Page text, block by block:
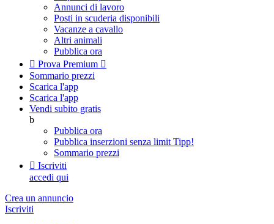
Annunci di lavoro
Posti in scuderia disponibili
Vacanze a cavallo
Altri animali
Pubblica ora
 Prova Premium 
Sommario prezzi
Scarica l'app
Scarica l'app
Vendi subito gratis
b
Pubblica ora
Pubblica inserzioni senza limit Tipp!
Sommario prezzi
 Iscriviti
accedi qui
Crea un annuncio
Iscriviti